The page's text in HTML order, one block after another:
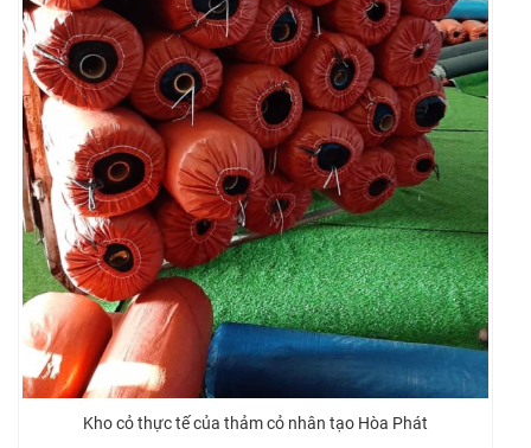
Kho cỏ thực tế của thảm cỏ nhân tạo Hòa Phát